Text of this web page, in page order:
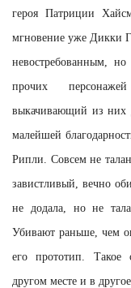
героя Патриции
мгновение уже Дикки
невостребованным,
прочих
выкачивающий из
малейшей
Рипли. Совсем не
завистливый, вечно
не додала, но не
Убивают раньше, чем
его прототип. Такое
другом месте и в